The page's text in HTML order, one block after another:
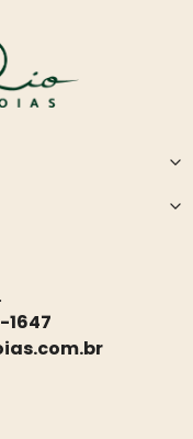
1647